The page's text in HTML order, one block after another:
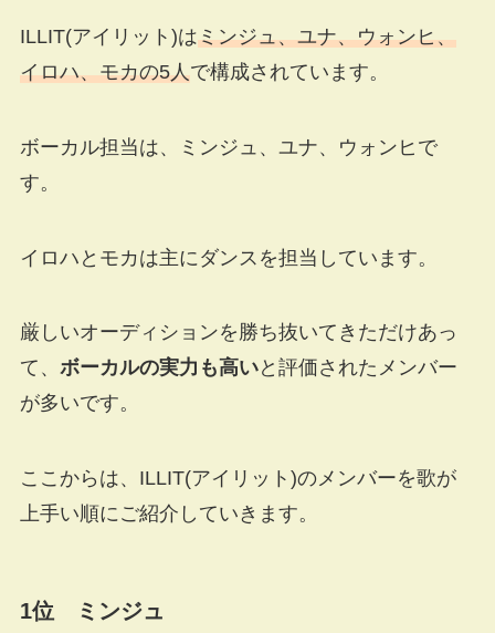
ILLIT(アイリット)はミンジュ、ユナ、ウォンヒ、
イロハ、モカの5人で構成されています。
ボーカル担当は、ミンジュ、ユナ、ウォンヒで
す。
イロハとモカは主にダンスを担当しています。
厳しいオーディションを勝ち抜いてきただけあっ
て、 ボーカルの実力も高いと評価されたメンバー
が多いです。
ここからは、ILLIT(アイリット)のメンバーを歌が
上手い順にご紹介していきます。
1位 ミンジュ